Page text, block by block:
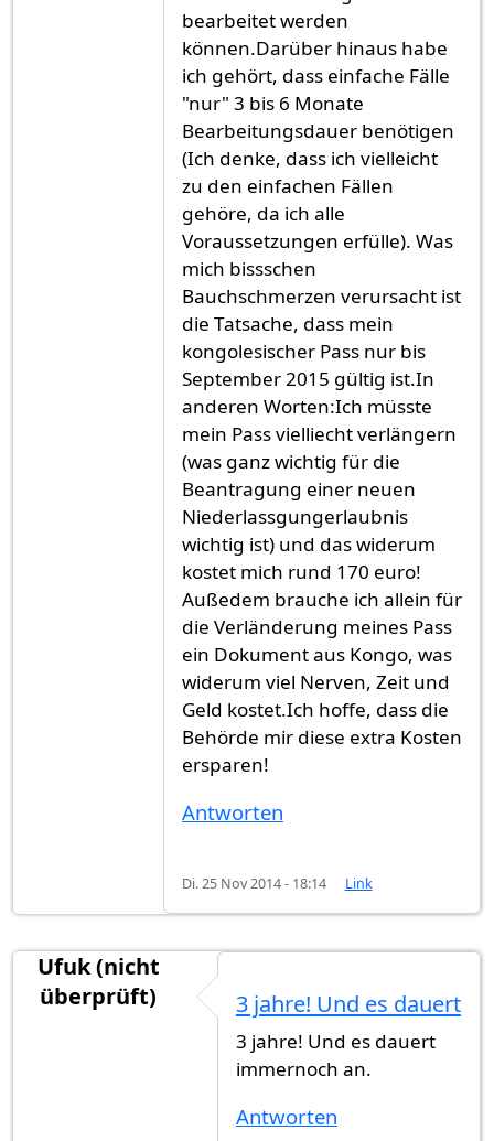
bearbeitet werden
können.Darüber hinaus habe
ich gehört, dass einfache Fälle
"nur" 3 bis 6 Monate
Bearbeitungsdauer benötigen
(Ich denke, dass ich vielleicht
zu den einfachen Fällen
gehöre, da ich alle
Voraussetzungen erfülle). Was
mich bissschen
Bauchschmerzen verursacht ist
die Tatsache, dass mein
kongolesischer Pass nur bis
September 2015 gültig ist.In
anderen Worten:Ich müsste
mein Pass vielliecht verlängern
(was ganz wichtig für die
Beantragung einer neuen
Niederlassgungerlaubnis
wichtig ist) und das widerum
kostet mich rund 170 euro!
Außedem brauche ich allein für
die Verländerung meines Pass
ein Dokument aus Kongo, was
widerum viel Nerven, Zeit und
Geld kostet.Ich hoffe, dass die
Behörde mir diese extra Kosten
ersparen!
Antworten
Di. 25 Nov 2014 - 18:14 Link
Ufuk (nicht
überprüft)
3 jahre! Und es dauert
3 jahre! Und es dauert
immernoch an.
Antworten